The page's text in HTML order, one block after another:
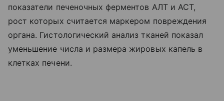
показатели печеночных ферментов АЛТ и АСТ,
рост которых считается маркером повреждения
органа. Гистологический анализ тканей показал
уменьшение числа и размера жировых капель в
клетках печени.